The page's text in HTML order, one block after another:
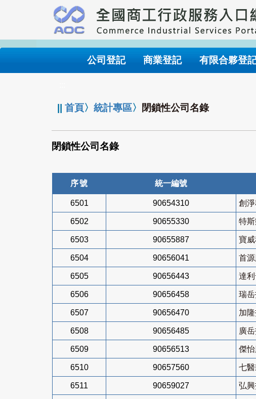
要
內
公司登記 商業登記 有限合夥登
||首頁〉統計專區〉 閉鎖性公司名錄
閉鎖性公司名錄
序號 統一編號
6501 90654310 創
6502 90655330 特
6503 90655887 寶
6504 90656041 首
6505 90656443 達
6506 90656458 瑞
6507 90656470 加
6508 90656485 廣
6509 90656513 傑
6510 90657560 七
6511 90659027 弘